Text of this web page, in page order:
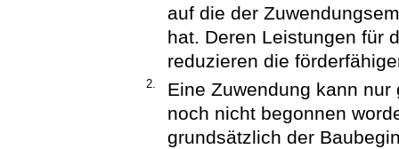
auf die der
hat. Deren Leistungen für
reduzieren die
2.
Eine Zuwendung kann
noch nicht begonnen
grundsätzlich der